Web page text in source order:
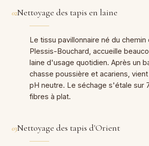
02Nettoyage des tapis en laine
Le tissu pavillonnaire né du chemin
Plessis-Bouchard, accueille
laine d'usage quotidien. Après un
chasse poussière et acariens,
pH neutre. Le séchage s'étale sur
fibres à plat.
03Nettoyage des tapis d'Orient